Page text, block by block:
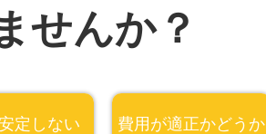
せんか？
定しない 費用が適正かどうか